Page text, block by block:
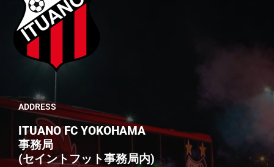
ADDRESS
ITUANO FC YOKOHAMA
事務局
(セイントフット事務局内)